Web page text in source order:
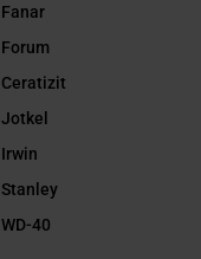
Fanar
Forum
Ceratizit
Jotkel
Irwin
Stanley
WD-40